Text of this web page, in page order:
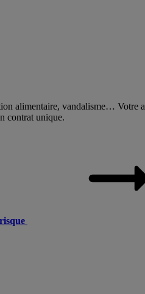
alimentaire, vandalisme… Votre
contrat unique.